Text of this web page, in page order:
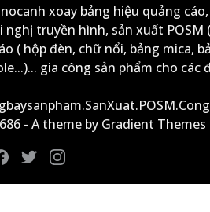
xoay bảng hiệu quảng
truyền hình, sản xuất POSM
( hộp đèn, chữ nổi, bảng mica,
gia công sản phẩm cho các
- A theme by Gradient